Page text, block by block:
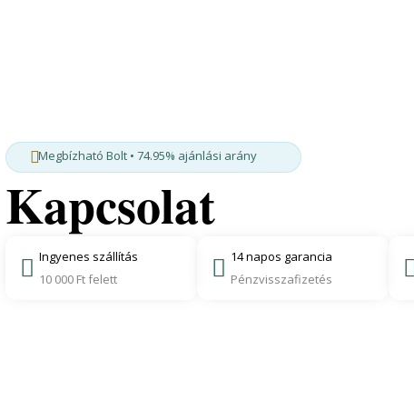
Megbízható Bolt • 74.95% ajánlási arány
Kapcsolat
Ingyenes szállítás
10 000 Ft felett
14 napos garancia
Pénzvisszafizetés